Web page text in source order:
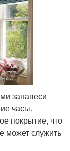
занавеси
часы.
покрытие, что
может служить